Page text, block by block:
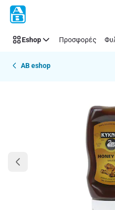
Παράλειψη
Eshop Προσφορές
AB eshop